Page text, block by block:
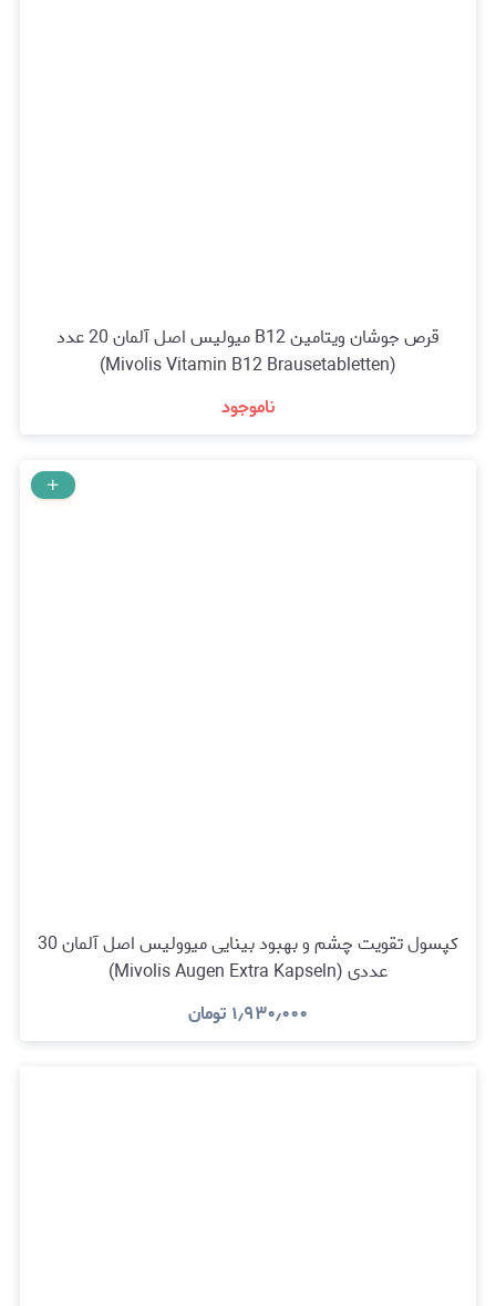
قرص جوشان ویتامین B12 میولیس اصل آلمان 20 عدد
(Mivolis Vitamin B12 Brausetabletten)
ناموجود
کپسول تقویت چشم و بهبود بینایی میوولیس اصل آلمان 30
عددی (Mivolis Augen Extra Kapseln)
۱٫۹۳۰٫۰۰۰ تومان